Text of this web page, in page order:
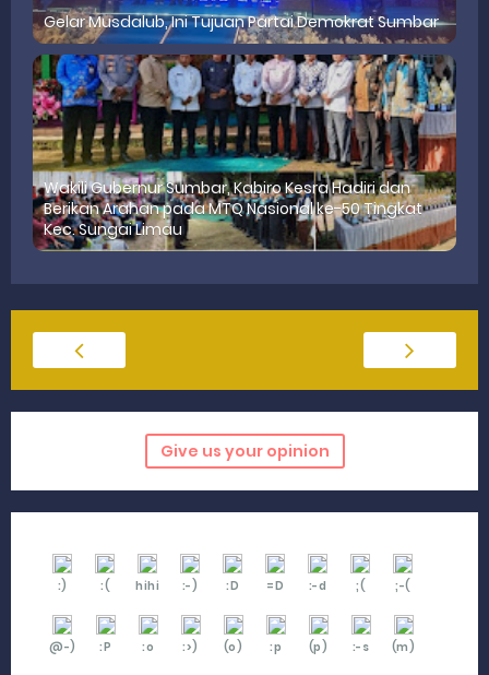
Gelar Musdalub, Ini Tujuan Partai Demokrat Sumbar
Wakili Gubernur Sumbar, Kabiro Kesra Hadiri dan
Berikan Arahan pada MTQ Nasional ke-50 Tingkat
Kec. Sungai Limau
Give us your opinion
:) :( hihi :-) :D =D :-d ;( ;-(
@-) :P :o :>) (o) :p (p) :-s (m)